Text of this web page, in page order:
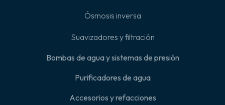
Ósmosis inversa
Suavizadores y filtración
Bombas de agua y sistemas de presión
Purificadores de agua
Accesorios y refacciones